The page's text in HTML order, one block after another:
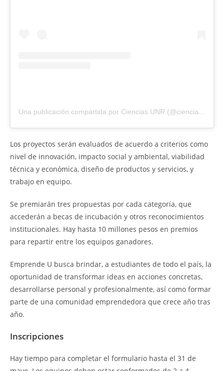
Una publicación compartida por Ciencias UNR (@ciencias.unr)
Los proyectos serán evaluados de acuerdo a criterios como
nivel de innovación, impacto social y ambiental, viabilidad
técnica y económica, diseño de productos y servicios, y
trabajo en equipo.
Se premiarán tres propuestas por cada categoría, que
accederán a becas de incubación y otros reconocimientos
institucionales. Hay hasta 10 millones pesos en premios
para repartir entre los equipos ganadores.
Emprende U busca brindar, a estudiantes de todo el país, la
oportunidad de transformar ideas en acciones concretas,
desarrollarse personal y profesionalmente, así como formar
parte de una comunidad emprendedora que crece año tras
año.
Inscripciones
Hay tiempo para completar el formulario hasta el 31 de